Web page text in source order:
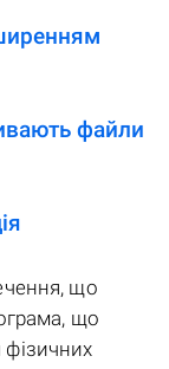
файли
що
що